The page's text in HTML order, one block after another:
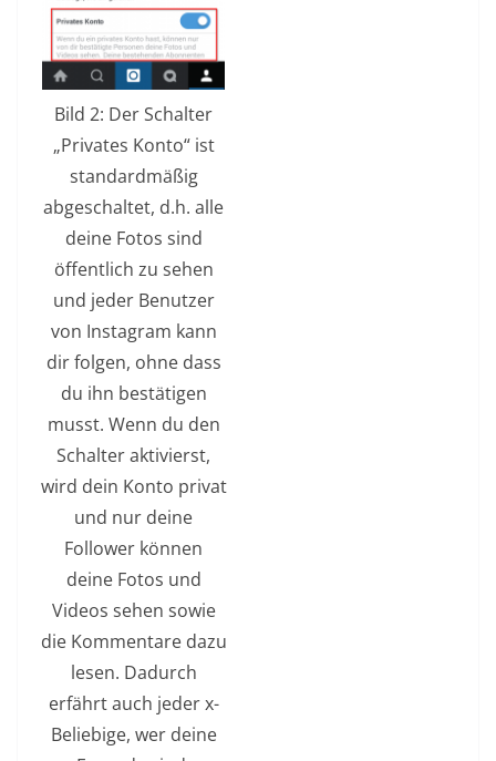
Bild 2: Der Schalter
„Privates Konto“ ist
standardmäßig
abgeschaltet, d.h. alle
deine Fotos sind
öffentlich zu sehen
und jeder Benutzer
von Instagram kann
dir folgen, ohne dass
du ihn bestätigen
musst. Wenn du den
Schalter aktivierst,
wird dein Konto privat
und nur deine
Follower können
deine Fotos und
Videos sehen sowie
die Kommentare dazu
lesen. Dadurch
erfährt auch jeder x-
Beliebige, wer deine